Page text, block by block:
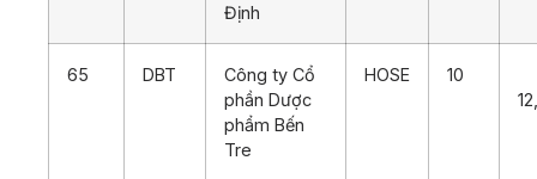
Định
65 DBT
Công ty Cổ
phần Dược
phẩm Bến
Tre
HOSE
10